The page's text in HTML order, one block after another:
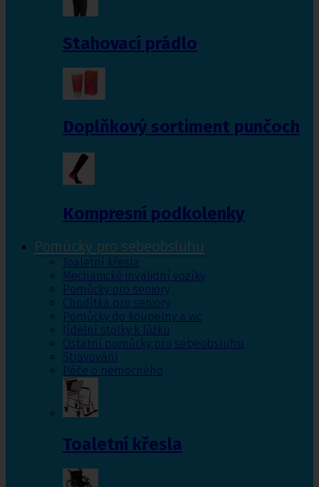
Stahovací prádlo
Doplňkový sortiment punčoch
Kompresní podkolenky
Pomůcky pro sebeobsluhu
Toaletní křesla
Mechanické invalidní vozíky
Pomůcky pro seniory
Chodítka pro seniory
Pomůcky do koupelny a wc
Jídelní stolky k lůžku
Ostatní pomůcky pro sebeobsluhu
Stravování
Péče o nemocného
Toaletní křesla